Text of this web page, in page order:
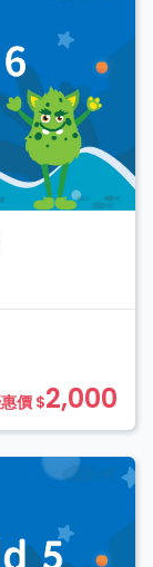
價 $2,000